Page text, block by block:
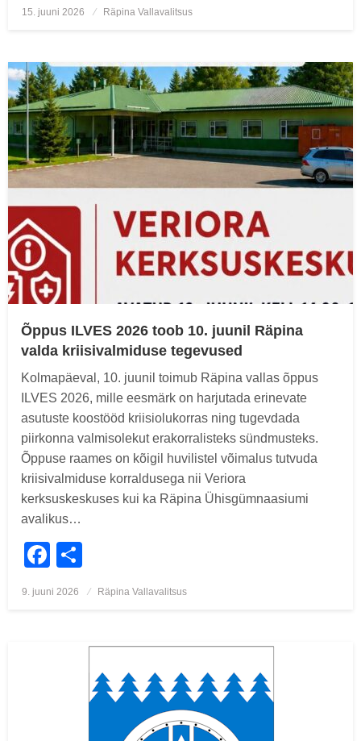
Posted
15. juuni 2026 Räpina Vallavalitsus
Õppus ILVES 2026 toob 10. juunil Räpina
valda kriisivalmiduse tegevused
Kolmapäeval, 10. juunil toimub Räpina vallas õppus
ILVES 2026, mille eesmärk on harjutada erinevate
asutuste koostööd kriisiolukorras ning tugevdada
piirkonna valmisolekut erakorralisteks sündmusteks.
Õppuse raames on kõigil huvilistel võimalus tutvuda
kriisivalmiduse korraldusega nii Veriora
kerksuskeskuses kui ka Räpina Ühisgümnaasiumi
avalikus…
Facebook
Posted
9. juuni 2026 Räpina Vallavalitsus